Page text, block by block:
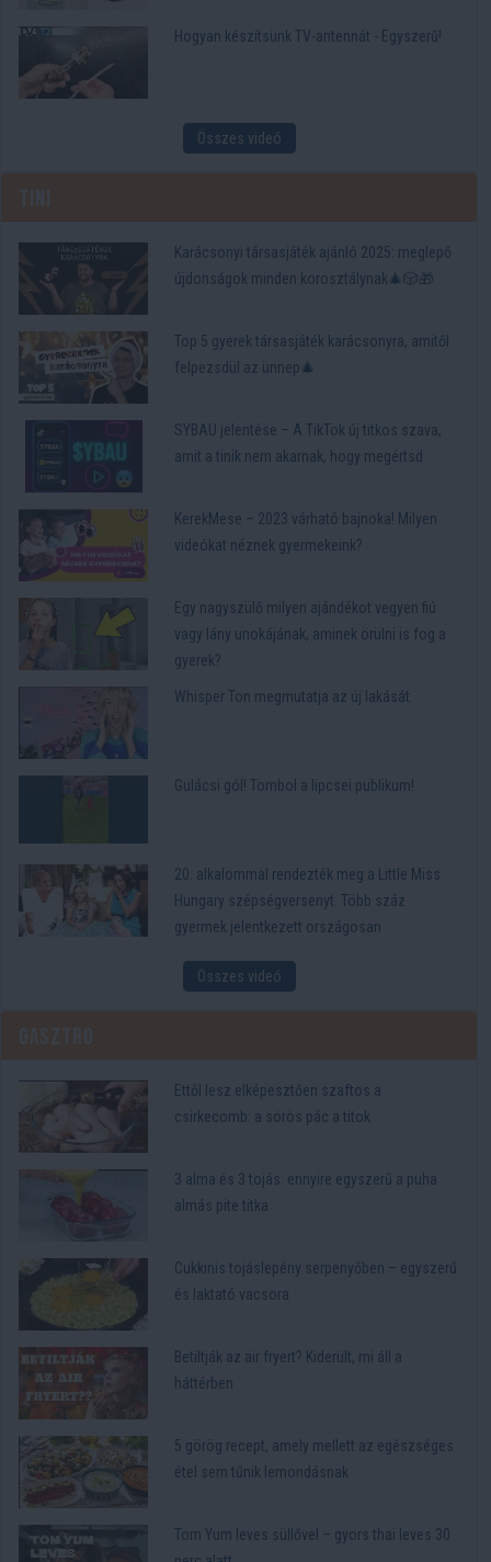
Hogyan készítsünk TV-antennát - Egyszerű!
Összes videó
Karácsonyi társasjáték ajánló 2025: meglepő
újdonságok minden korosztálynak🎄🎲🎁
Top 5 gyerek társasjáték karácsonyra, amitől
felpezsdül az ünnep🎄
SYBAU jelentése – A TikTok új titkos szava,
amit a tinik nem akarnak, hogy megértsd
KerekMese – 2023 várható bajnoka! Milyen
videókat néznek gyermekeink?
Egy nagyszülő milyen ajándékot vegyen fiú
vagy lány unokájának, aminek örülni is fog a
gyerek?
Whisper Ton megmutatja az új lakását
Gulácsi gól! Tombol a lipcsei publikum!
20. alkalommal rendezték meg a Little Miss
Hungary szépségversenyt. Több száz
gyermek jelentkezett országosan
Összes videó
Ettől lesz elképesztően szaftos a
csirkecomb: a sörös pác a titok
3 alma és 3 tojás: ennyire egyszerű a puha
almás pite titka
Cukkinis tojáslepény serpenyőben – egyszerű
és laktató vacsora
Betiltják az air fryert? Kiderült, mi áll a
háttérben
5 görög recept, amely mellett az egészséges
étel sem tűnik lemondásnak
Tom Yum leves süllővel – gyors thai leves 30